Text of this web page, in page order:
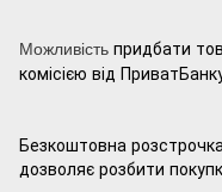
Можливість придбати
комісією від
Безкоштовна
дозволяє розбити